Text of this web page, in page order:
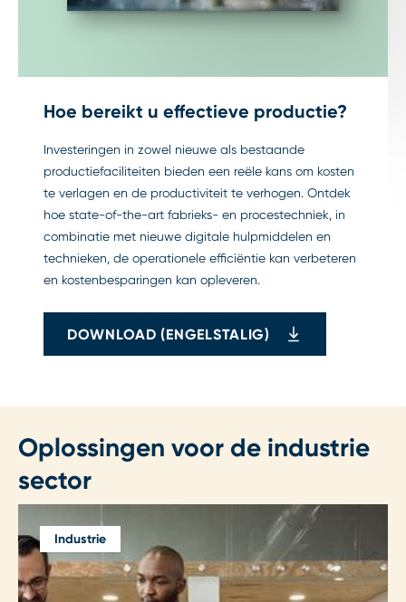
Hoe bereikt u effectieve productie?
Investeringen in zowel nieuwe als bestaande
productiefaciliteiten bieden een reële kans om kosten
te verlagen en de productiviteit te verhogen. Ontdek
hoe state-of-the-art fabrieks- en procestechniek, in
combinatie met nieuwe digitale hulpmiddelen en
technieken, de operationele efficiëntie kan verbeteren
en kostenbesparingen kan opleveren.
DOWNLOAD (ENGELSTALIG)
Oplossingen voor de industrie
sector
Industrie